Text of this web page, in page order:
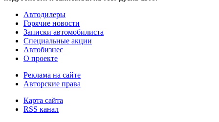
Автодилеры
Горячие новости
Записки автомобилиста
Специальные акции
Автобизнес
О проекте
Реклама на сайте
Авторские права
Карта сайта
RSS канал